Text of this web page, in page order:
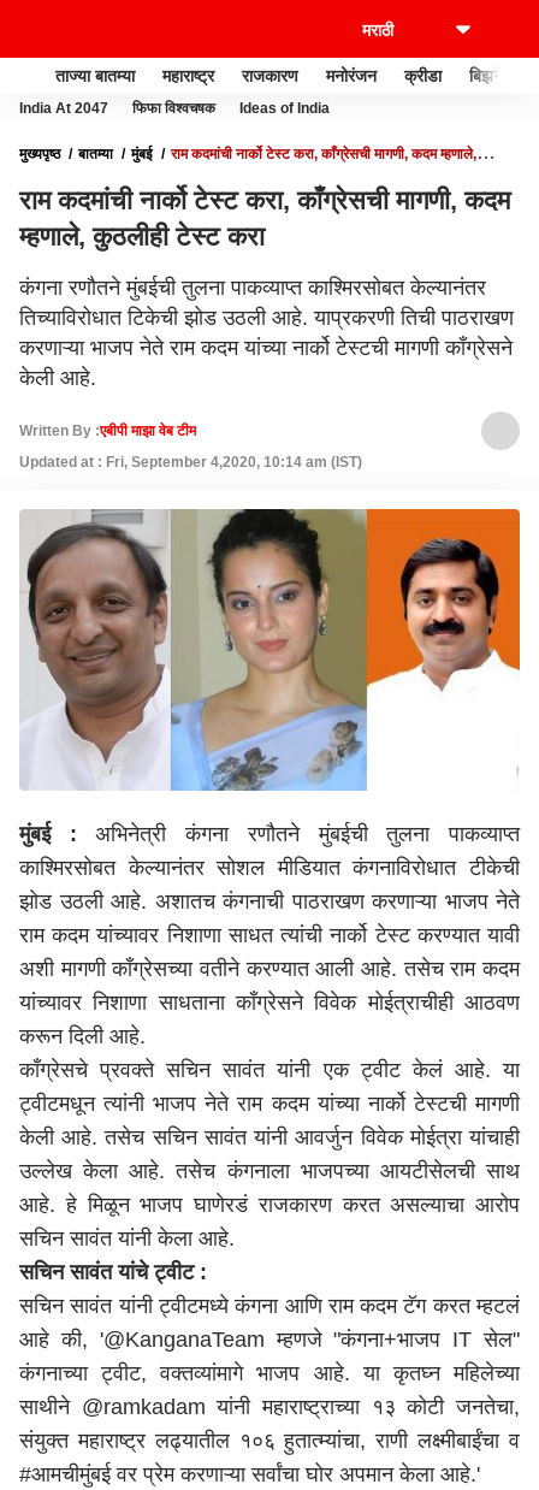
ताज्या बातम्या महाराष्ट्र राजकारण मनोरंजन क्रीडा बिझनेस
India At 2047 फिफा विश्वचषक Ideas of India
मुख्यपृष्ठ बातम्या मुंबई
राम कदमांची नार्को टेस्ट करा, काँग्रेसची मागणी, कदम म्हणाले,
राम कदमांची नार्को टेस्ट करा, काँग्रेसची मागणी, कदम
म्हणाले, कुठलीही टेस्ट करा
कंगना रणौतने मुंबईची तुलना पाकव्याप्त काश्मिरसोबत केल्यानंतर
तिच्याविरोधात टिकेची झोड उठली आहे. याप्रकरणी तिची पाठराखण
करणाऱ्या भाजप नेते राम कदम यांच्या नार्को टेस्टची मागणी काँग्रेसने
केली आहे.
Written By :एबीपी माझा वेब टीम
Updated at : Fri, September 4,2020, 10:14 am (IST)
मुंबई : अभिनेत्री कंगना रणौतने मुंबईची तुलना पाकव्याप्त
काश्मिरसोबत केल्यानंतर सोशल मीडियात कंगनाविरोधात टीकेची
झोड उठली आहे. अशातच कंगनाची पाठराखण करणाऱ्या भाजप नेते
राम कदम यांच्यावर निशाणा साधत त्यांची नार्को टेस्ट करण्यात यावी
अशी मागणी काँग्रेसच्या वतीने करण्यात आली आहे. तसेच राम कदम
यांच्यावर निशाणा साधताना काँग्रेसने विवेक मोईत्राचीही आठवण
करून दिली आहे.
काँग्रेसचे प्रवक्ते सचिन सावंत यांनी एक ट्वीट केलं आहे. या
ट्वीटमधून त्यांनी भाजप नेते राम कदम यांच्या नार्को टेस्टची मागणी
केली आहे. तसेच सचिन सावंत यांनी आवर्जुन विवेक मोईत्रा यांचाही
उल्लेख केला आहे. तसेच कंगनाला भाजपच्या आयटीसेलची साथ
आहे. हे मिळून भाजप घाणेरडं राजकारण करत असल्याचा आरोप
सचिन सावंत यांनी केला आहे.
सचिन सावंत यांचे ट्वीट :
सचिन सावंत यांनी ट्वीटमध्ये कंगना आणि राम कदम टॅग करत म्हटलं
आहे की, '@KanganaTeam म्हणजे "कंगना+भाजप IT सेल"
कंगनाच्या ट्वीट, वक्तव्यांमागे भाजप आहे. या कृतघ्न महिलेच्या
साथीने @ramkadam यांनी महाराष्ट्राच्या १३ कोटी जनतेचा,
संयुक्त महाराष्ट्र लढ्यातील १०६ हुतात्म्यांचा, राणी लक्ष्मीबाईंचा व
#आमचीमुंबई वर प्रेम करणाऱ्या सर्वांचा घोर अपमान केला आहे.'